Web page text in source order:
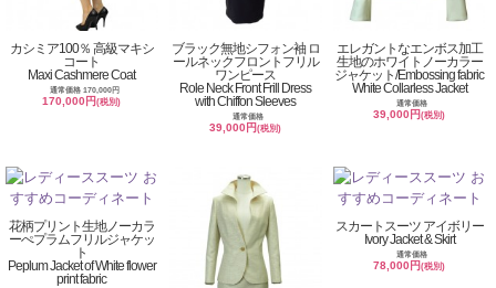
カシミア100％ 高級マキシ
コート
Maxi Cashmere Coat
通常価格 170,000円
170,000円(税別)
ブラック無地シフォン袖 ロ
ールネックフロントフリル
ワンピース
Role Neck Front Frill Dress
with Chiffon Sleeves
通常価格
39,000円(税別)
エレガントなエンボス加工
生地のホワイトノーカラー
ジャケット/Embossing fabric
White Collarless Jacket
通常価格
39,000円(税別)
花柄プリント生地ノーカラ
ーぺプラムフリルジャケッ
ト
Peplum Jacket of White flower
print fabric
スカートスーツ アイボリー
Ivory Jacket & Skirt
通常価格
78,000円(税別)